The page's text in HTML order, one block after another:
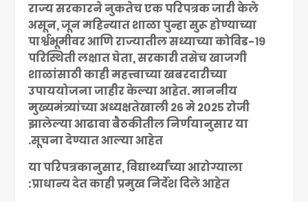
राज्य सरकारने नुकतेच एक परिपत्रक जारी केले
असून, जून महिन्यात शाळा पुन्हा सुरू होण्याच्या
पार्श्वभूमीवर आणि राज्यातील सध्याच्या कोविड-१९
परिस्थिती लक्षात घेता, सरकारी तसेच खाजगी
शाळांसाठी काही महत्त्वाच्या खबरदारीच्या
उपाययोजना जाहीर केल्या आहेत. माननीय
मुख्यमंत्र्यांच्या अध्यक्षतेखाली २६ मे २०२५ रोजी
झालेल्या आढावा बैठकीतील निर्णयानुसार या
सूचना देण्यात आल्या आहेत.
या परिपत्रकानुसार, विद्यार्थ्यांच्या आरोग्याला
प्राधान्य देत काही प्रमुख निर्देश दिले आहेत: